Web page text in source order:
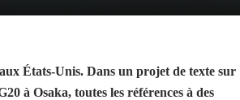
États-Unis. Dans un projet de texte sur
à Osaka, toutes les références à des